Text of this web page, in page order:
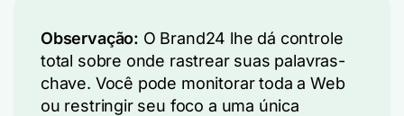
Observação: O Brand24 lhe dá controle
total sobre onde rastrear suas palavras-
chave. Você pode monitorar toda a Web
ou restringir seu foco a uma única